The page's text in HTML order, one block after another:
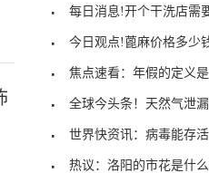
每日消息!开个干洗店需要多
今日观点!蓖麻价格多少钱
焦点速看：年假的定义是什
全球今头条！天然气泄漏怎
世界快资讯：病毒能存活多
热议：洛阳的市花是什么？